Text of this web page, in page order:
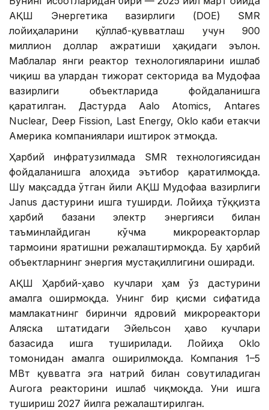
АҚШ Энергетика вазирлиги (DOE) SMR
лойиҳаларини қўллаб-қувватлаш учун 900
миллион доллар ажратиши ҳақидаги эълон.
Маблағлар янги реактор технологияларини ишлаб
чиқиш ва улардан тижорат секторида ва Мудофаа
вазирлиги объектларида фойдаланишга
қаратилган. Дастурда Aalo Atomics, Antares
Nuclear, Deep Fission, Last Energy, Oklo каби етакчи
Америка компаниялари иштирок этмоқда.
Ҳарбий инфратузилмада SMR технологиясидан
фойдаланишга алоҳида эътибор қаратилмоқда.
Шу мақсадда ўтган йили АҚШ Мудофаа вазирлиги
Janus дастурини ишга туширди. Лойиҳа тўққизта
ҳарбий базани электр энергияси билан
таъминлайдиган кўчма микрореакторлар
тармоғини яратишни режалаштирмоқда. Бу ҳарбий
объектларнинг энергия мустақиллигини оширади.
АҚШ Ҳарбий-ҳаво кучлари ҳам ўз дастурини
амалга оширмоқда. Унинг бир қисми сифатида
мамлакатнинг биринчи ядровий микрореактори
Аляска штатидаги Эйельсон ҳаво кучлари
базасида ишга туширилади. Лойиҳа Oklo
томонидан амалга оширилмоқда. Компания 1–5
МВт қувватга эга натрий билан совутиладиган
Aurora реакторини ишлаб чиқмоқда. Уни ишга
тушириш 2027 йилга режалаштирилган.